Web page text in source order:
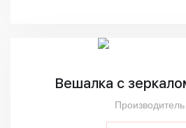
Вешалка с